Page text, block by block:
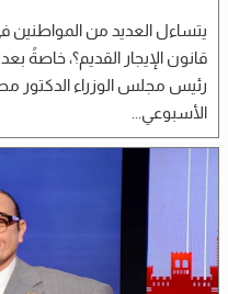
يتساءل العديد من
قانون الإيجار القديم؟، خاصةً
رئيس مجلس الوزراء الدكتور
الأسبوعي...